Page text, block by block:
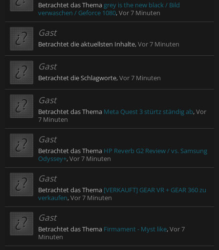
Betrachtet das Thema grey is the new black / Bild
verwaschen / Geforce 1080,Vor 7 Minuten
Gast
Betrachtet die aktuellsten Inhalte,Vor 7 Minuten
Gast
Betrachtet die Schlagworte,Vor 7 Minuten
Gast
Betrachtet das Thema Meta Quest 3 stürtz ständig ab,Vor
7 Minuten
Gast
Betrachtet das Thema HP Reverb G2 Review / vs. Samsung
Odyssey+,Vor 7 Minuten
Gast
Betrachtet das Thema [VERKAUFT] GEAR VR + GEAR 360 zu
verkaufen,Vor 7 Minuten
Gast
Betrachtet das Thema Firmament - Myst like,Vor 7
Minuten